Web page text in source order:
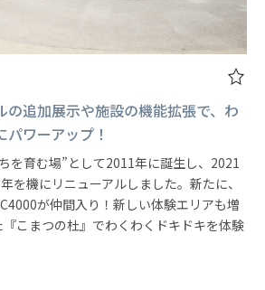
の追加展示や施設の機能拡張で、わ
ワーアップ！
を育む場”として2011年に誕生し、2021
を機にリニューアルしました。新たに、
が仲間入り！新しい体験エリアも増
こまつの杜』でわくわくドキドキを体験